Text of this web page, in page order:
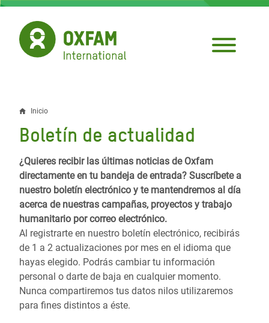
Pasar
contenido
principal
Sobrescribir
enlaces
de
ayuda
a
la
navegación
Inicio
Boletín de actualidad
¿Quieres recibir las últimas noticias de Oxfam
directamente en tu bandeja de entrada? Suscríbete a
nuestro boletín electrónico y te mantendremos al día
acerca de nuestras campañas, proyectos y trabajo
humanitario por correo electrónico.
Al registrarte en nuestro boletín electrónico, recibirás
de 1 a 2 actualizaciones por mes en el idioma que
hayas elegido. Podrás cambiar tu información
personal o darte de baja en cualquier momento.
Nunca compartiremos tus datos nilos utilizaremos
para fines distintos a éste.